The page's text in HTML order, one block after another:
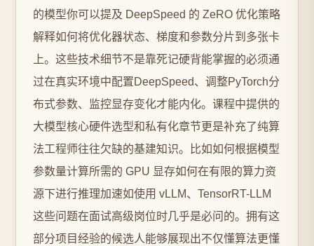
的模型你可以提及 DeepSpeed 的 ZeRO 优化策略
解释如何将优化器状态、梯度和参数分片到多张卡
上。这些技术细节不是靠死记硬背能掌握的必须通
过在真实环境中配置DeepSpeed、调整PyTorch分
布式参数、监控显存变化才能内化。课程中提供的
大模型核心硬件选型和私有化章节更是补充了纯算
法工程师往往欠缺的基建知识。比如如何根据模型
参数量计算所需的 GPU 显存如何在有限的算力资
源下进行推理加速如使用 vLLM、TensorRT-LLM
这些问题在面试高级岗位时几乎是必问的。拥有这
部分项目经验的候选人能够展现出不仅懂算法更懂